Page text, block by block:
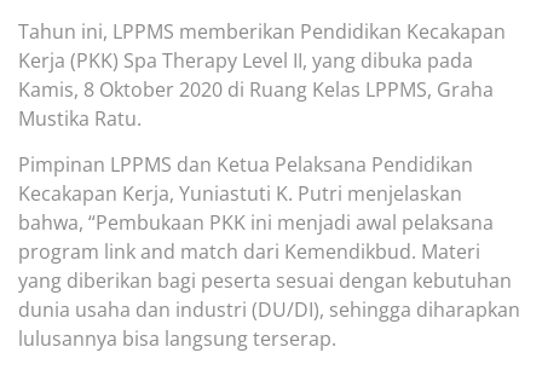
Tahun ini, LPPMS memberikan Pendidikan Kecakapan
Kerja (PKK) Spa Therapy Level II, yang dibuka pada
Kamis, 8 Oktober 2020 di Ruang Kelas LPPMS, Graha
Mustika Ratu.
Pimpinan LPPMS dan Ketua Pelaksana Pendidikan
Kecakapan Kerja, Yuniastuti K. Putri menjelaskan
bahwa, “Pembukaan PKK ini menjadi awal pelaksana
program link and match dari Kemendikbud. Materi
yang diberikan bagi peserta sesuai dengan kebutuhan
dunia usaha dan industri (DU/DI), sehingga diharapkan
lulusannya bisa langsung terserap.